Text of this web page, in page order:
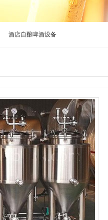
酒店自酿啤酒设备